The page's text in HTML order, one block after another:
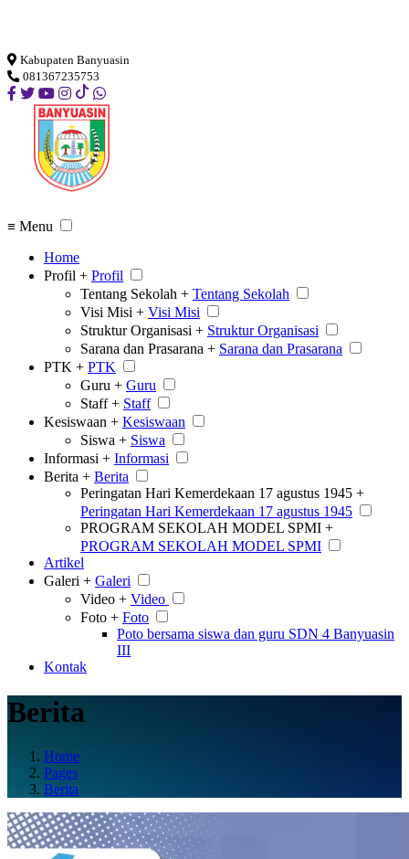
Kabupaten Banyuasin
081367235753
≡ Menu
Home
Profil + Profil
Tentang Sekolah + Tentang Sekolah
Visi Misi + Visi Misi
Struktur Organisasi + Struktur Organisasi
Sarana dan Prasarana + Sarana dan Prasarana
PTK + PTK
Guru + Guru
Staff + Staff
Kesiswaan + Kesiswaan
Siswa + Siswa
Informasi + Informasi
Berita + Berita
Peringatan Hari Kemerdekaan 17 agustus 1945 +
Peringatan Hari Kemerdekaan 17 agustus 1945
PROGRAM SEKOLAH MODEL SPMI +
PROGRAM SEKOLAH MODEL SPMI
Artikel
Galeri + Galeri
Video + Video
Foto + Foto
Poto bersama siswa dan guru SDN 4 Banyuasin
III
Kontak
Berita
Home
Pages
Berita